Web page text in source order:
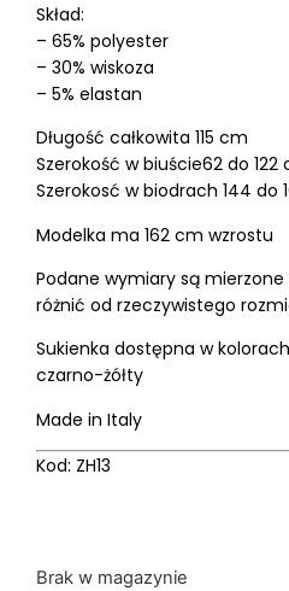
Skład:
– 65% polyester
– 30% wiskoza
– 5% elastan
Długość całkowita 115 cm
Szerokość w biuście62 do 122
Szerokosć w biodrach 144 do
Modelka ma 162 cm wzrostu
Podane wymiary są mierzone
różnić od rzeczywistego
Sukienka dostępna w
czarno-żółty
Made in Italy
Kod: ZH13
Brak w magazynie